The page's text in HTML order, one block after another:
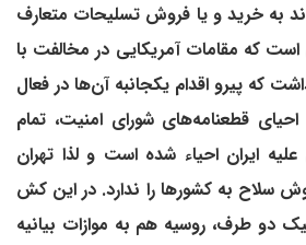
می‌تواند به خرید و یا فروش تسلیحات متعارف
که مقامات آمریکایی در مخالفت با
که پیرو اقدام یکجانبه آن‌ها در فعال
قطعنامه‌های شورای امنیت، تمام
ایران احیاء شده است و لذا تهران
سلاح به کشورها را ندارد. در این کش
دو طرف، روسیه هم به موازات بیانیه